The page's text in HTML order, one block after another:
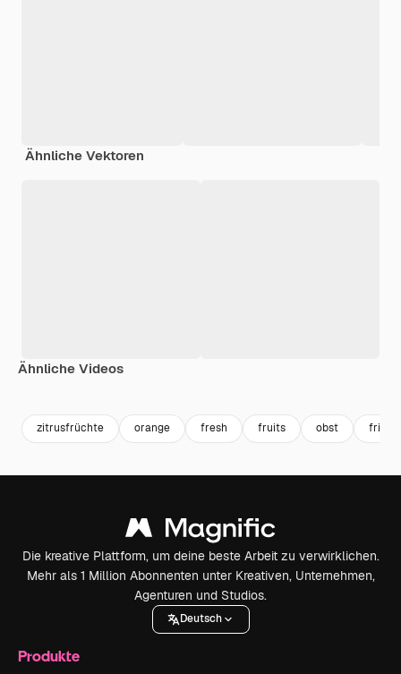
Ähnliche Vektoren
Ähnliche Videos
zitrusfrüchte orange fresh fruits obst
Die kreative Plattform, um deine beste Arbeit zu verwirklichen.
Mehr als 1 Million Abonnenten unter Kreativen, Unternehmen,
Agenturen und Studios.
Deutsch
Produkte